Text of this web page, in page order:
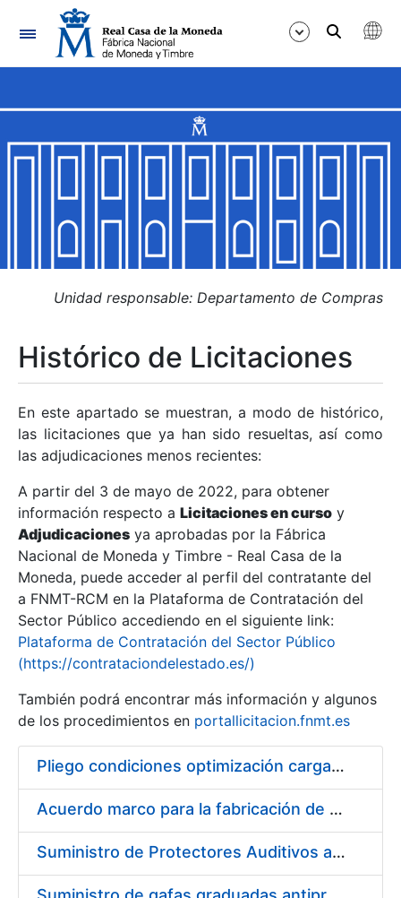
Navegación
Mostrar/Ocultar
Mostrar/Ocultar
Mostrar/Ocultar
Mostrar/Ocultar
Mostrar/Ocultar
Mostrar/Ocultar
Unidad responsable: Departamento de Compras
Histórico de Licitaciones
En este apartado se muestran, a modo de histórico,
las licitaciones que ya han sido resueltas, así como
las adjudicaciones menos recientes:
A partir del 3 de mayo de 2022, para obtener
información respecto a Licitaciones en curso y
Adjudicaciones ya aprobadas por la Fábrica
Nacional de Moneda y Timbre - Real Casa de la
Moneda, puede acceder al perfil del contratante del
a FNMT-RCM en la Plataforma de Contratación del
Sector Público accediendo en el siguiente link:
Plataforma de Contratación del Sector Público
(https://contrataciondelestado.es/)
También podrá encontrar más información y algunos
de los procedimientos en portallicitacion.fnmt.es
Pliego condiciones optimización cargas compras firmado
Acuerdo marco para la fabricación de piezas
Suministro de Protectores Auditivos a medida para las personas trabajadoras de los Centros de Trabajo de Madrid y Burgos